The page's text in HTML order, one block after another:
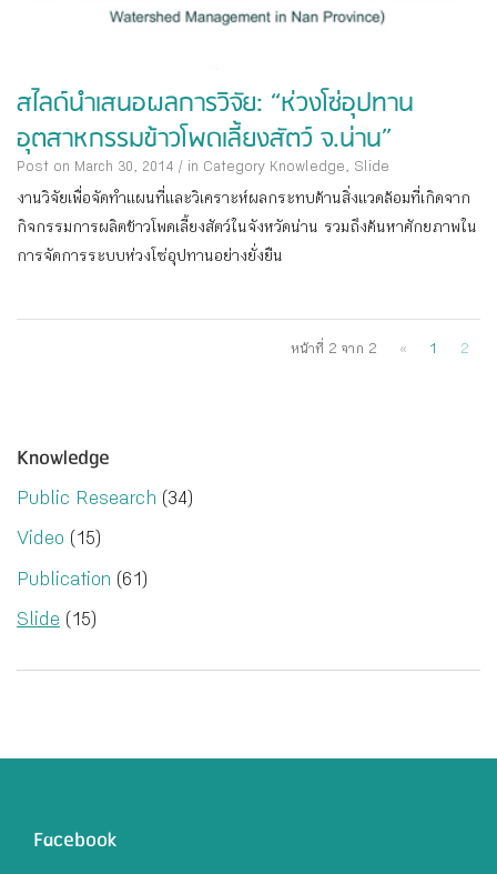
สไลด์นำเสนอผลการวิจัย: “ห่วงโซ่อุปทาน
อุตสาหกรรมข้าวโพดเลี้ยงสัตว์ จ.น่าน”
Post on March 30, 2014 / in Category Knowledge, Slide
งานวิจัยเพื่อจัดทำแผนที่และวิเคราะห์ผลกระทบด้านสิ่งแวดล้อมที่เกิดจาก
กิจกรรมการผลิตข้าวโพดเลี้ยงสัตว์ในจังหวัดน่าน รวมถึงค้นหาศักยภาพใน
การจัดการระบบห่วงโซ่อุปทานอย่างยั่งยืน
หน้าที่ 2 จาก 2 « 1 2
Knowledge
Public Research (34)
Video (15)
Publication (61)
Slide (15)
Facebook